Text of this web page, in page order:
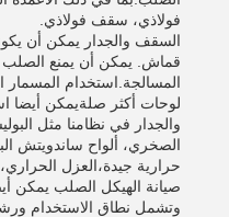
فولاذي، سقف فولاذي.
السقف والجدار يمكن أن
قماش. يمكن أن يمنع الصلب
المسالجة.استخدام المسمار
لوحات أكثر صلةيمكن أيضا
والجدار في نظامنا مثل
الصخري، ألواح ساندويتش
حرارية جيدة،العزل
صيانة الهيكل الصلب يمكن
وتشمل نطاق الاستخدام